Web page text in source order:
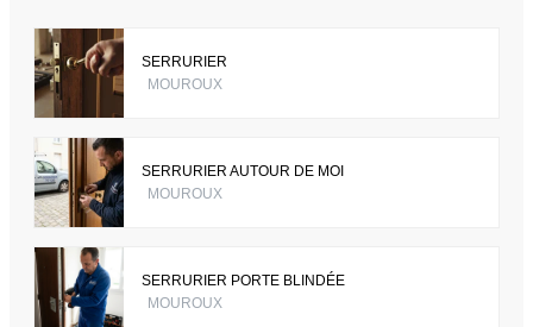
SERRURIER
MOUROUX
SERRURIER AUTOUR DE MOI
MOUROUX
SERRURIER PORTE BLINDÉE
MOUROUX